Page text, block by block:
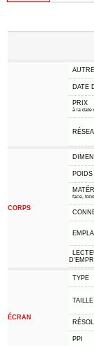
DATE
PRIX
à la date
CORPS
POIDS
face,
ÉCRAN
TYPE
TAILLE
PPI